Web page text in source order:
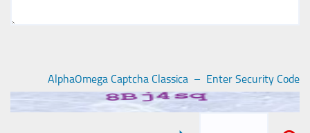
AlphaOmega Captcha Classica – Enter Security Code